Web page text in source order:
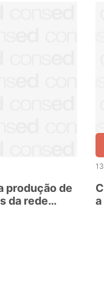
produção de
da rede